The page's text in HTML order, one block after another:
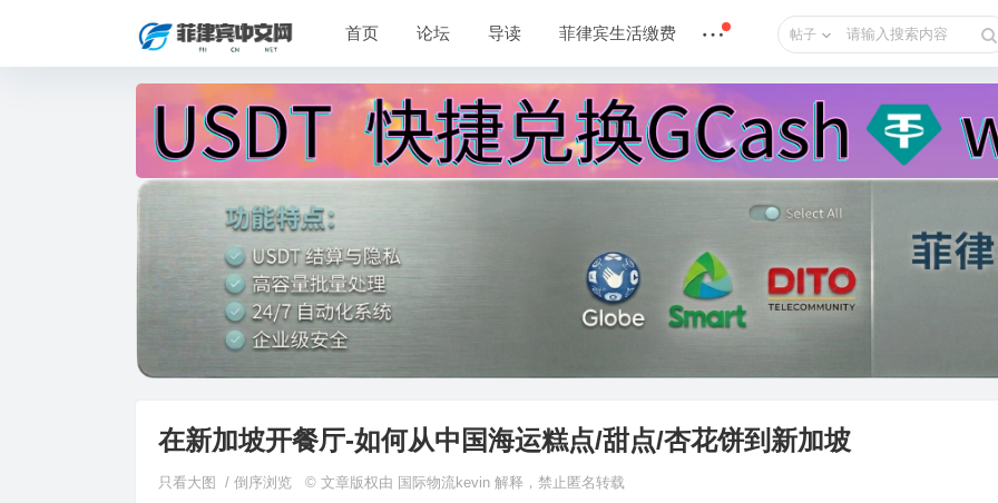
首页 论坛 导读 菲律宾生活缴费 帖子
在新加坡开餐厅-如何从中国海运糕点/甜点/杏花饼到新加坡
只看大图 / 倒序浏览 © 文章版权由 国际物流kevin 解释，禁止匿名转载